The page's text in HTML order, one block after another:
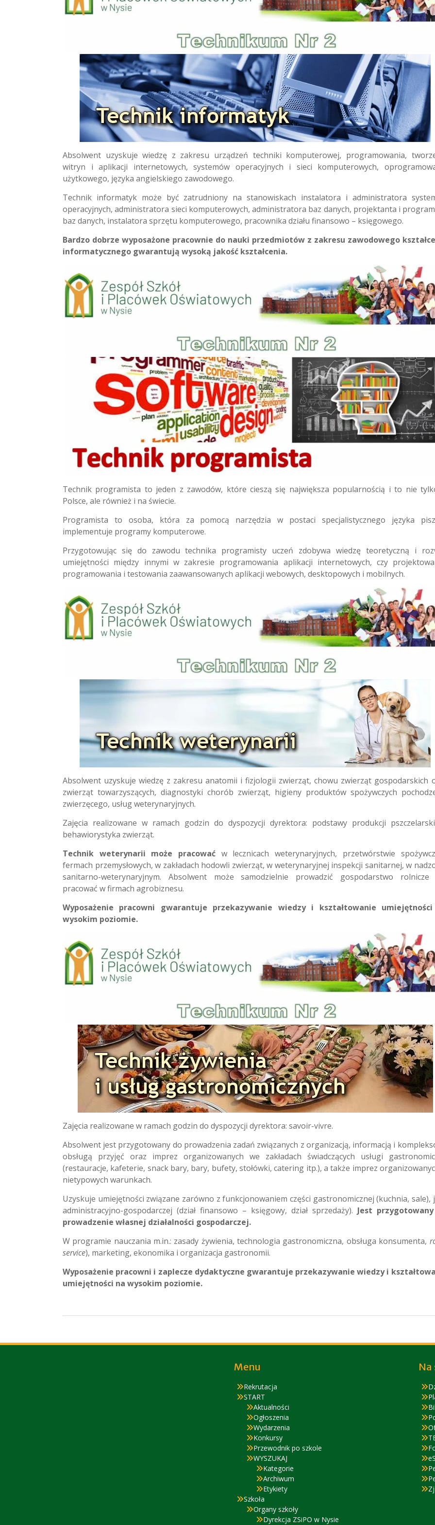
Absolwent uzyskuje wiedzę z zakresu urządzeń techniki komputerowej, programowania,
witryn i aplikacji internetowych, systemów operacyjnych i sieci komputerowych,
użytkowego, języka angielskiego zawodowego.
Technik informatyk może być zatrudniony na stanowiskach instalatora i administratora
operacyjnych, administratora sieci komputerowych, administratora baz danych, projektanta i
baz danych, instalatora sprzętu komputerowego, pracownika działu finansowo – księgowego.
Bardzo dobrze wyposażone pracownie do nauki przedmiotów z zakresu zawodowego
informatycznego gwarantują wysoką jakość kształcenia.
Technik programista to jeden z zawodów, które cieszą się największa popularnością i to nie
Polsce, ale również i na świecie.
Programista to osoba, która za pomocą narzędzia w postaci specjalistycznego języka
implementuje programy komputerowe.
Przygotowując się do zawodu technika programisty uczeń zdobywa wiedzę teoretyczną i
umiejętności między innymi w zakresie programowania aplikacji internetowych, czy
programowania i testowania zaawansowanych aplikacji webowych, desktopowych i mobilnych.
Absolwent uzyskuje wiedzę z zakresu anatomii i fizjologii zwierząt, chowu zwierząt gospodarskich
zwierząt towarzyszących, diagnostyki chorób zwierząt, higieny produktów spożywczych
zwierzęcego, usług weterynaryjnych.
Zajęcia realizowane w ramach godzin do dyspozycji dyrektora: podstawy produkcji
behawiorystyka zwierząt.
Technik weterynarii może pracować w lecznicach weterynaryjnych, przetwórstwie
fermach przemysłowych, w zakładach hodowli zwierząt, w weterynaryjnej inspekcji sanitarnej, w
sanitarno-weterynaryjnym. Absolwent może samodzielnie prowadzić gospodarstwo
pracować w firmach agrobiznesu.
Wyposażenie pracowni gwarantuje przekazywanie wiedzy i kształtowanie
wysokim poziomie.
Zajęcia realizowane w ramach godzin do dyspozycji dyrektora: savoir-vivre.
Absolwent jest przygotowany do prowadzenia zadań związanych z organizacją, informacją i
obsługą przyjęć oraz imprez organizowanych we zakładach świadczących usługi
(restauracje, kafeterie, snack bary, bary, bufety, stołówki, catering itp.), a także imprez
nietypowych warunkach.
Uzyskuje umiejętności związane zarówno z funkcjonowaniem części gastronomicznej (kuchnia, sale),
administracyjno-gospodarczej (dział finansowo – księgowy, dział sprzedaży). Jest
prowadzenie własnej działalności gospodarczej.
W programie nauczania m.in.: zasady żywienia, technologia gastronomiczna, obsługa konsumenta,
service), marketing, ekonomika i organizacja gastronomii.
Wyposażenie pracowni i zaplecze dydaktyczne gwarantuje przekazywanie wiedzy i
umiejętności na wysokim poziomie.
Menu
Rekrutacja
START
Aktualności
Ogłoszenia
Wydarzenia
Konkursy
Przewodnik po szkole
WYSZUKAJ
Kategorie
Archiwum
Etykiety
Szkoła
Organy szkoły
Dyrekcja ZSiPO w Nysie